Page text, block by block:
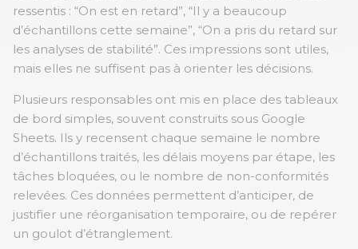
ressentis : “On est en retard”, “Il y a beaucoup
d’échantillons cette semaine”, “On a pris du retard sur
les analyses de stabilité”. Ces impressions sont utiles,
mais elles ne suffisent pas à orienter les décisions.
Plusieurs responsables ont mis en place des tableaux
de bord simples, souvent construits sous Google
Sheets. Ils y recensent chaque semaine le nombre
d’échantillons traités, les délais moyens par étape, les
tâches bloquées, ou le nombre de non-conformités
relevées. Ces données permettent d’anticiper, de
justifier une réorganisation temporaire, ou de repérer
un goulot d’étranglement.